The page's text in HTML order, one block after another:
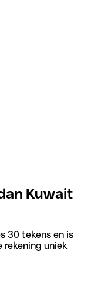
Kuwait
30 tekens en is
uniek